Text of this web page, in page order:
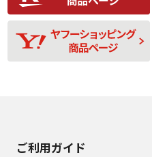
D
使用感や目立つ傷が
あり、一般的な中古
品
ご利用ガイド